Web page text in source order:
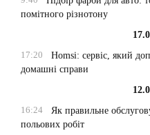
помітного різнотону
17:20
Homsi: сервіс, який
домашні справи
16:24
Як правильне
польових робіт